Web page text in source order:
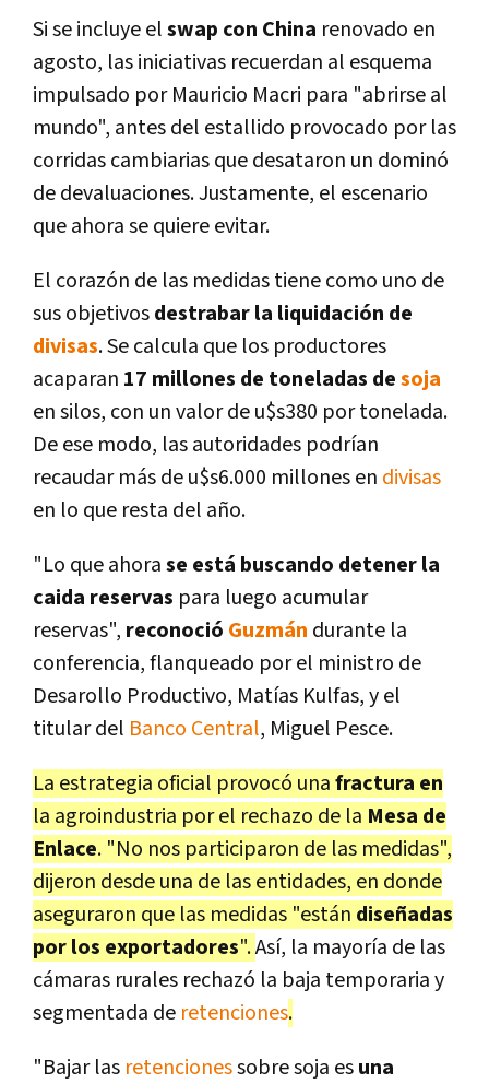
Si se incluye elswap con China renovado en
agosto, las iniciativas recuerdan al esquema
impulsado por Mauricio Macri para "abrirse al
mundo", antes del estallido provocado por las
corridas cambiarias que desataron un dominó
de devaluaciones. Justamente, el escenario
que ahora se quiere evitar.
El corazón de las medidas tiene como uno de
sus objetivosdestrabar la liquidación de
divisas. Se calcula que los productores
acaparan 17 millones de toneladas desoja
en silos, con un valor de u$s380 por tonelada.
De ese modo, las autoridades podrían
recaudar más de u$s6.000 millones en divisas
en lo que resta del año.
"Lo que ahorase está buscando detener la
caida reservas para luego acumular
reservas", reconoció Guzmán durante la
conferencia, flanqueado por el ministro de
Desarollo Productivo, Matías Kulfas, y el
titular del Banco Central, Miguel Pesce.
La estrategia oficial provocó unafractura en
la agroindustria por el rechazo de la Mesa de
Enlace. "No nos participaron de las medidas",
dijeron desde una de las entidades, en donde
aseguraron que las medidas "están diseñadas
por los exportadores".Así, la mayoría de las
cámaras rurales rechazó la baja temporaria y
segmentada de retenciones.
"Bajar las retencionessobre soja esuna